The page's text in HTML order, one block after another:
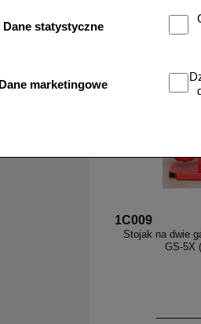
Dane statystyczne
Dane marketingowe
od
1C009
Stojak na dwie
GS-5X